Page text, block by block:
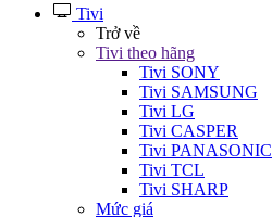
Tivi
Trở về
Tivi theo hãng
Tivi SONY
Tivi SAMSUNG
Tivi LG
Tivi CASPER
Tivi PANASONIC
Tivi TCL
Tivi SHARP
Mức giá